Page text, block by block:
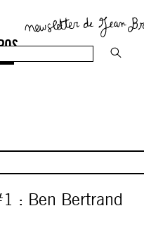
: Ben Bertrand